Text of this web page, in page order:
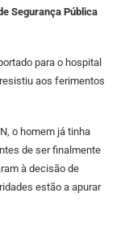
Segurança Pública
para o hospital
aos ferimentos
o homem já tinha
de ser finalmente
à decisão de
estão a apurar